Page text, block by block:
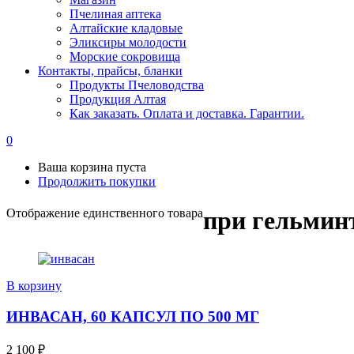
Пчелиная аптека
Алтайские кладовые
Эликсиры молодости
Морские сокровища
Контакты, прайсы, бланки
Продукты Пчеловодства
Продукция Алтая
Как заказать. Оплата и доставка. Гарантии.
0
Ваша корзина пуста
Продолжить покупки
Отображение единственного товарапри
В корзину
ИНВАСАН, 60 КАПСУЛ ПО 500 МГ
2 100 ₽